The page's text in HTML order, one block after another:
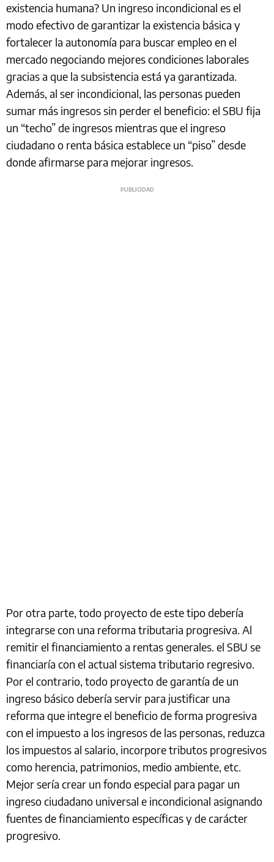
existencia humana? Un ingreso incondicional es el
modo efectivo de garantizar la existencia básica y
fortalecer la autonomía para buscar empleo en el
mercado negociando mejores condiciones laborales
gracias a que la subsistencia está ya garantizada.
Además, al ser incondicional, las personas pueden
sumar más ingresos sin perder el beneficio: el SBU fija
un “techo” de ingresos mientras que el ingreso
ciudadano o renta básica establece un “piso” desde
donde afirmarse para mejorar ingresos.
Por otra parte, todo proyecto de este tipo debería
integrarse con una reforma tributaria progresiva. Al
remitir el financiamiento a rentas generales. el SBU se
financiaría con el actual sistema tributario regresivo.
Por el contrario, todo proyecto de garantía de un
ingreso básico debería servir para justificar una
reforma que integre el beneficio de forma progresiva
con el impuesto a los ingresos de las personas, reduzca
los impuestos al salario, incorpore tributos progresivos
como herencia, patrimonios, medio ambiente, etc.
Mejor sería crear un fondo especial para pagar un
ingreso ciudadano universal e incondicional asignando
fuentes de financiamiento específicas y de carácter
progresivo.